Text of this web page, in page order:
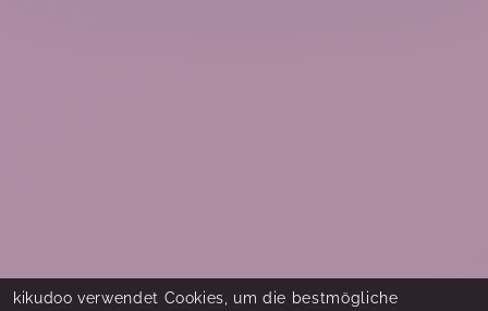
kikudoo verwendet Cookies, um die bestmögliche